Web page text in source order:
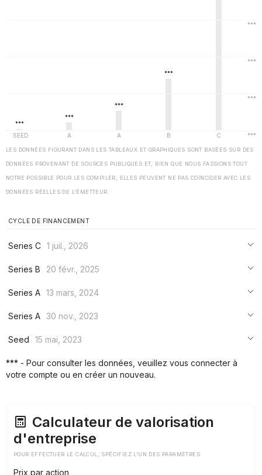
LES DONNÉES FIGURANT DANS LES TABLEAUX ET GRAPHIQUES SONT BASÉES SUR DES
DONNÉES PROVENANT DE SOURCES PUBLIQUES ET, BIEN QUE NOUS FASSIONS TOUT
NOTRE POSSIBLE POUR LES COMPILER, ELLES PEUVENT NE PAS COÏNCIDER AVEC LES
DONNÉES RÉELLES DE L'ÉMETTEUR.
CYCLE DE FINANCEMENT
Series C 1 juil., 2026
***
Series B
20 févr., 2025
***
Series A 13 mars, 2024
***
Series A 30 nov., 2023
***
Seed
15 mai, 2023
*** - Pour consulter les données, veuillez vous connecter à
votre compte ou en créer un nouveau.
Calculateur de valorisation
d'entreprise
POUR EFFECTUER LE CALCUL, SPÉCIFIEZ L'UN DES PARAMÈTRES
Prix par action